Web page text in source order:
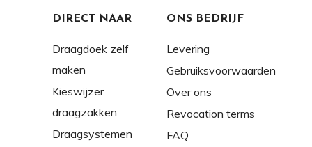
DIRECT NAAR
Draagdoek zelf
maken
Kieswijzer
draagzakken
Draagsystemen
ONS BEDRIJF
Levering
Gebruiksvoorwaarden
Over ons
Revocation terms
FAQ